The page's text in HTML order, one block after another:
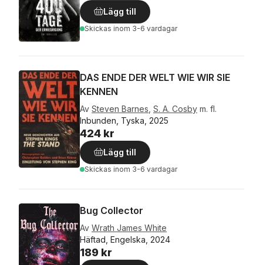
Lägg till
Skickas inom 3-6 vardagar
DAS ENDE DER WELT WIE WIR SIE
KENNEN
Av Steven Barnes S. A. Cosby m. fl.
Inbunden, Tyska, 2025
424 kr
Lägg till
Skickas inom 3-6 vardagar
Bug Collector
Av Wrath James White
Häftad, Engelska, 2024
189 kr